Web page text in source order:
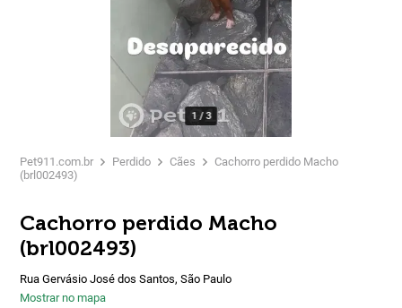
1 /3
Pet911.com.br Perdido Cães
Cachorro perdido Macho
(brl002493)
Cachorro perdido Macho
(brl002493)
Rua Gervásio José dos Santos, São Paulo
Mostrar no mapa